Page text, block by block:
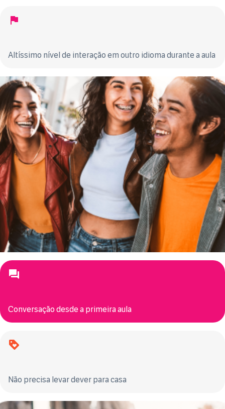
Altíssimo nível de interação em outro idioma durante a aula
Conversação desde a primeira aula
Não precisa levar dever para casa